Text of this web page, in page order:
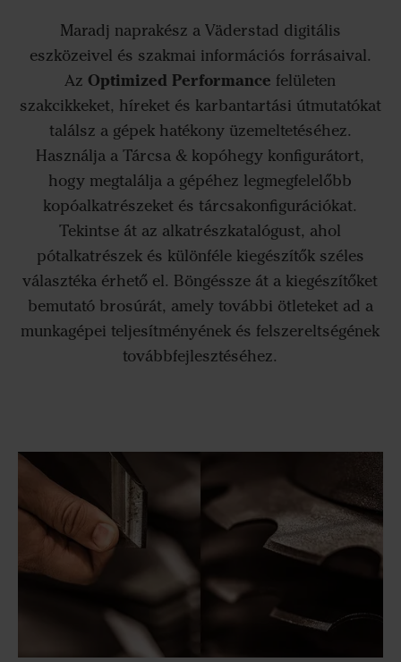
Maradj naprakész a Väderstad digitális
eszközeivel és szakmai információs forrásaival.
Az Optimized Performance felületen
szakcikkeket, híreket és karbantartási útmutatókat
találsz a gépek hatékony üzemeltetéséhez.
Használja a Tárcsa & kopóhegy konfigurátort,
hogy megtalálja a gépéhez legmegfelelőbb
kopóalkatrészeket és tárcsakonfigurációkat.
Tekintse át az alkatrészkatalógust, ahol
pótalkatrészek és különféle kiegészítők széles
választéka érhető el. Böngéssze át a kiegészítőket
bemutató brosúrát, amely további ötleteket ad a
munkagépei teljesítményének és felszereltségének
továbbfejlesztéséhez.